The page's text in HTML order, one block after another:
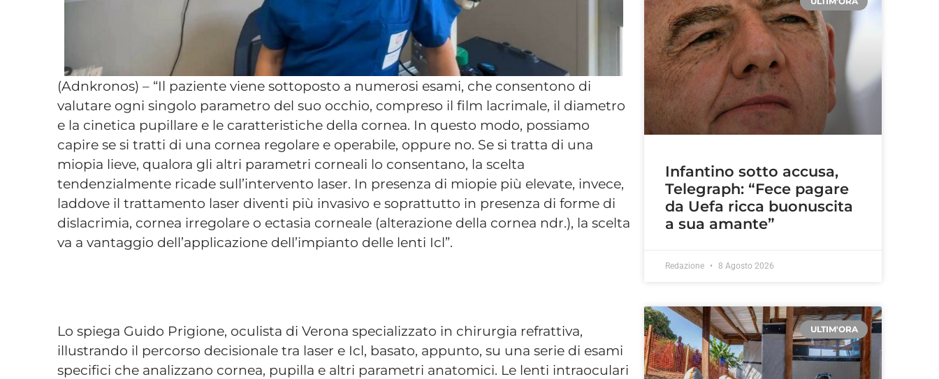
(Adnkronos) – “Il paziente viene sottoposto a numerosi esami, che consentono di
valutare ogni singolo parametro del suo occhio, compreso il film lacrimale, il diametro
e la cinetica pupillare e le caratteristiche della cornea. In questo modo, possiamo
capire se si tratti di una cornea regolare e operabile, oppure no. Se si tratta di una
miopia lieve, qualora gli altri parametri corneali lo consentano, la scelta
tendenzialmente ricade sull’intervento laser. In presenza di miopie più elevate, invece,
laddove il trattamento laser diventi più invasivo e soprattutto in presenza di forme di
dislacrimia, cornea irregolare o ectasia corneale (alterazione della cornea ndr.), la scelta
va a vantaggio dell’applicazione dell’impianto delle lenti Icl”.
Lo spiega Guido Prigione, oculista di Verona specializzato in chirurgia refrattiva,
illustrando il percorso decisionale tra laser e Icl, basato, appunto, su una serie di esami
specifici che analizzano cornea, pupilla e altri parametri anatomici. Le lenti intraoculari
Infantino sotto accusa,
Telegraph: “Fece pagare
da Uefa ricca buonuscita
a sua amante”
Redazione 8 Agosto 2026
ULTIM'ORA